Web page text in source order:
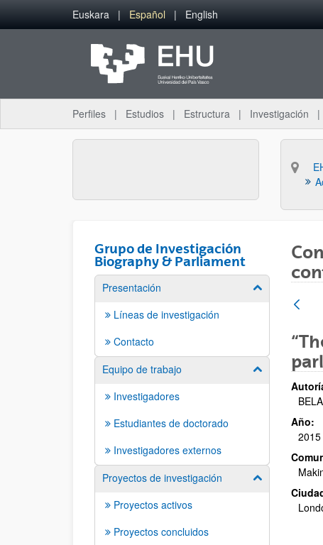
Saltar al contenido principal
Euskara Español English
Perfiles Estudios Estructura Investigación
Grupo de Investigación
Biography & Parliament
Presentación Mostrar/ocultar
Líneas de investigación
Contacto
Equipo de trabajo
Mostrar/
Investigadores
Estudiantes de doctorado
Investigadores externos
Proyectos de investigación
Mostrar/
Proyectos activos
Proyectos concluidos
Año:
2015